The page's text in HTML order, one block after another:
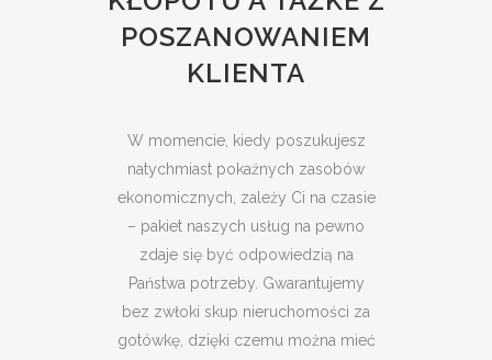
POSZANOWANIEM
KLIENTA
W momencie, kiedy poszukujesz
natychmiast pokaźnych zasobów
ekonomicznych, zależy Ci na czasie
– pakiet naszych usług na pewno
zdaje się być odpowiedzią na
Państwa potrzeby. Gwarantujemy
bez zwłoki skup nieruchomości za
gotówkę, dzięki czemu można mieć